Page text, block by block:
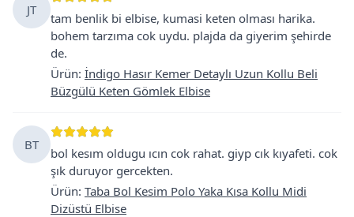
JT
tam benlik bi elbise, kumasi keten olması harika.
bohem tarzıma cok uydu. plajda da giyerim şehirde
de.
Ürün: İndigo Hasır Kemer Detaylı Uzun Kollu Beli
Büzgülü Keten Gömlek Elbise
BT
bol kesım oldugu ıcın cok rahat. giyp cık kıyafeti. cok
şık duruyor gercekten.
Ürün: Taba Bol Kesim Polo Yaka Kısa Kollu Midi
Dizüstü Elbise